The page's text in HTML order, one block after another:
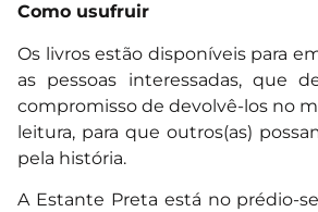
Como usufruir
Os livros estão disponíveis para
as pessoas interessadas, que
compromisso de devolvê-los no
leitura, para que outros(as)
pela história.
A Estante Preta está no prédio-